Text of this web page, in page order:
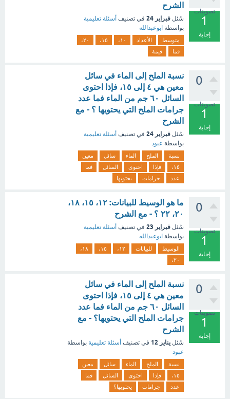
تصويتات
1
إجابة
الشرح
سُئل فبراير 24 في تصنيف أسئلة تعليمية
بواسطة ابوعبدالله
متوسط الأعداد ١٠، ١٥،
٢٠،
فما
قيمة
0
تصويتات
1
إجابة
نسبة الملح إلى الماء في سائل
معين هي ٤ إلى ١٥، فإذا احتوى
السائل ٦٠ جم من الماء فما عدد
جرامات الملح التي يحتويها ؟ - مع
الشرح
سُئل فبراير 24 في تصنيف أسئلة تعليمية
بواسطة عبود
نسبة الملح الماء سائل
معين
١٥،
فإذا احتوى السائل
فما
عدد
جرامات يحتويها
0
تصويتات
1
إجابة
ما هو الوسيط للبيانات: ١٢، ١٥، ١٨،
٢٠، ٢٢ ؟ - مع الشرح
سُئل فبراير 23 في تصنيف أسئلة تعليمية
بواسطة ابوعبدالله
الوسيط للبيانات ١٢، ١٥،
١٨،
٢٠،
0
تصويتات
1
إجابة
نسبة الملح إلى الماء في سائل
معين هي ٤ إلى ١٥، فإذا احتوى
السائل ٦٠ جم من الماء فما عدد
جرامات الملح التي يحتويها؟ - مع
الشرح
سُئل يناير 12 في تصنيف أسئلة تعليمية بواسطة
عبود
نسبة الملح الماء سائل
معين
١٥،
فإذا احتوى السائل
فما
عدد
جرامات يحتويها؟